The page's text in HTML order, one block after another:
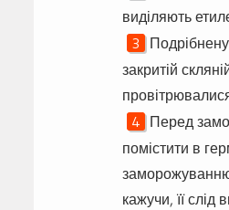
виділяють
закритій
Перед
помістити в
заморожуванню.
кажучи, її